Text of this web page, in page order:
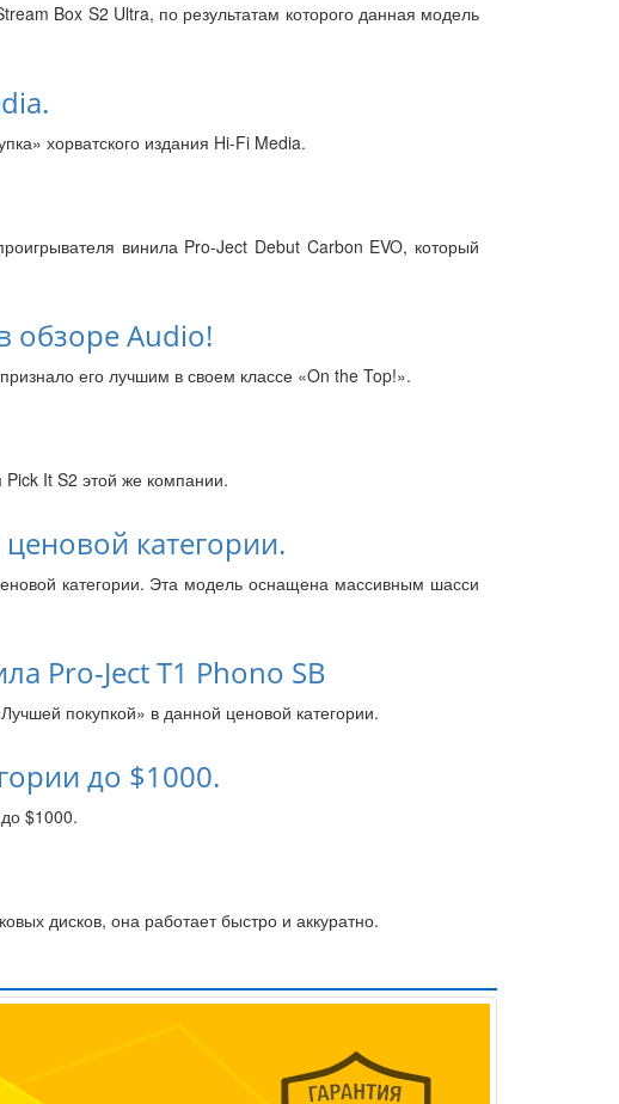
Box S2 Ultra, по результатам которого данная модель
хорватского издания Hi-Fi Media.
винила Pro-Ject Debut Carbon EVO, который
обзоре Audio!
его лучшим в своем классе «On the Top!».
It S2 этой же компании.
категории.
категории. Эта модель оснащена массивным шасси
Pro-Ject T1 Phono SB
покупкой» в данной ценовой категории.
до $1000.
$1000.
дисков, она работает быстро и аккуратно.